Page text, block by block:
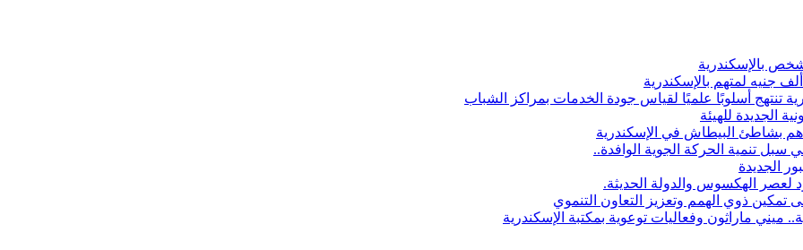
شخص بالإسكندرية
تنتهج أسلوبًا علميًا لقياس جودة الخدمات بمراكز الشباب
الجديدة للهيئة
تنمية الحركة الجوية الوافدة..
الجديدة
لعصر الهكسوس والدولة الحديثة.
تمكين ذوي الهمم وتعزيز التعاون التنموي
ماراثون وفعاليات توعوية بمكتبة الإسكندرية